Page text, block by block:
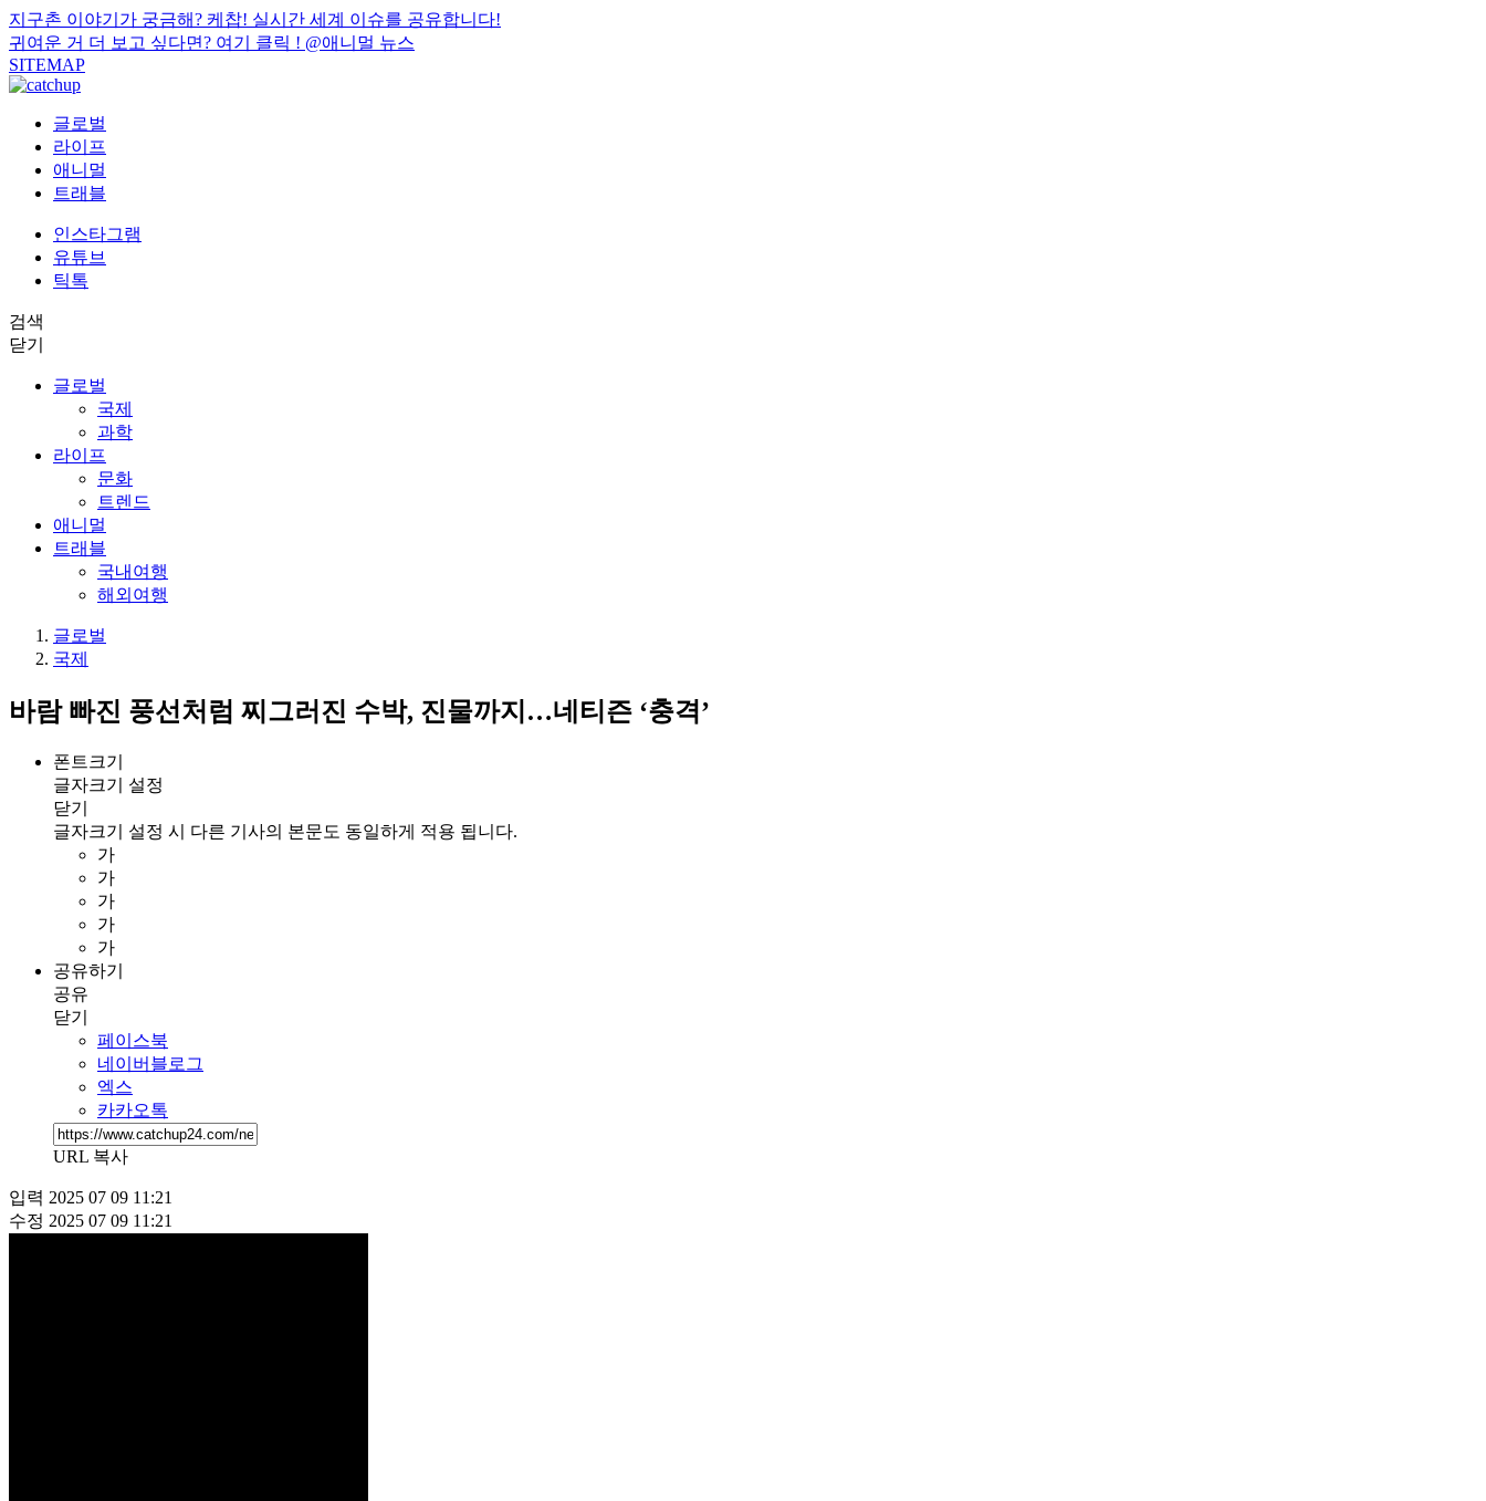
지구촌 이야기가 궁금해? 케찹! 실시간 세계 이슈를 공유합니다!
귀여운 거 더 보고 싶다면? 여기 클릭 ! @애니멀 뉴스
SITEMAP
글로벌
라이프
애니멀
트래블
인스타그램
유튜브
틱톡
검색
닫기
글로벌
국제
과학
라이프
문화
트렌드
애니멀
트래블
국내여행
해외여행
글로벌
국제
바람 빠진 풍선처럼 찌그러진 수박, 진물까지…네티즌 ‘충격’
폰트크기
글자크기 설정
닫기
글자크기 설정 시 다른 기사의 본문도 동일하게 적용 됩니다.
가
가
가
가
가
공유하기
공유
닫기
페이스북
네이버블로그
엑스
카카오톡
URL 복사
입력 2025 07 09 11:21
수정 2025 07 09 11:21